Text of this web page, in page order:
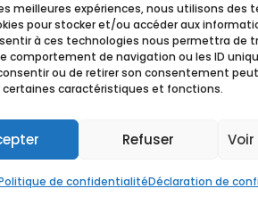
meilleures expériences, nous utilisons des
pour stocker et/ou accéder aux
à ces technologies nous permettra de
comportement de navigation ou les ID
ou de retirer son consentement
caractéristiques et fonctions.
Refuser
de confidentialitéDéclaration de
06 13 03 65 11 – 04
Politique de confidentialité